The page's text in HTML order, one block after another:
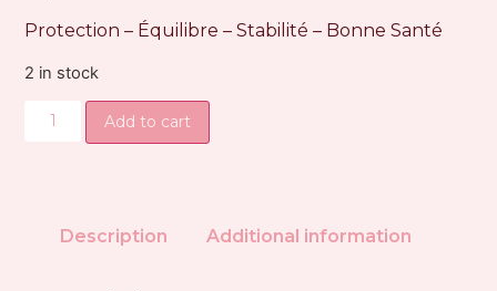
Protection – Équilibre – Stabilité – Bonne Santé
2 in stock
Add to cart
Description Additional information